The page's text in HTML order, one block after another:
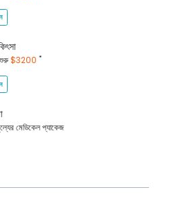
$3200 *
মেডিকেল প্যাকেজ